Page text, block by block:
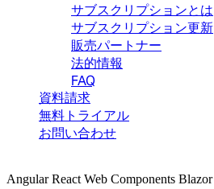
サブスクリプションとは
サブスクリプション更新
販売パートナー
法的情報
FAQ
資料請求
無料トライアル
お問い合わせ
AngularReactWeb Components Blazor